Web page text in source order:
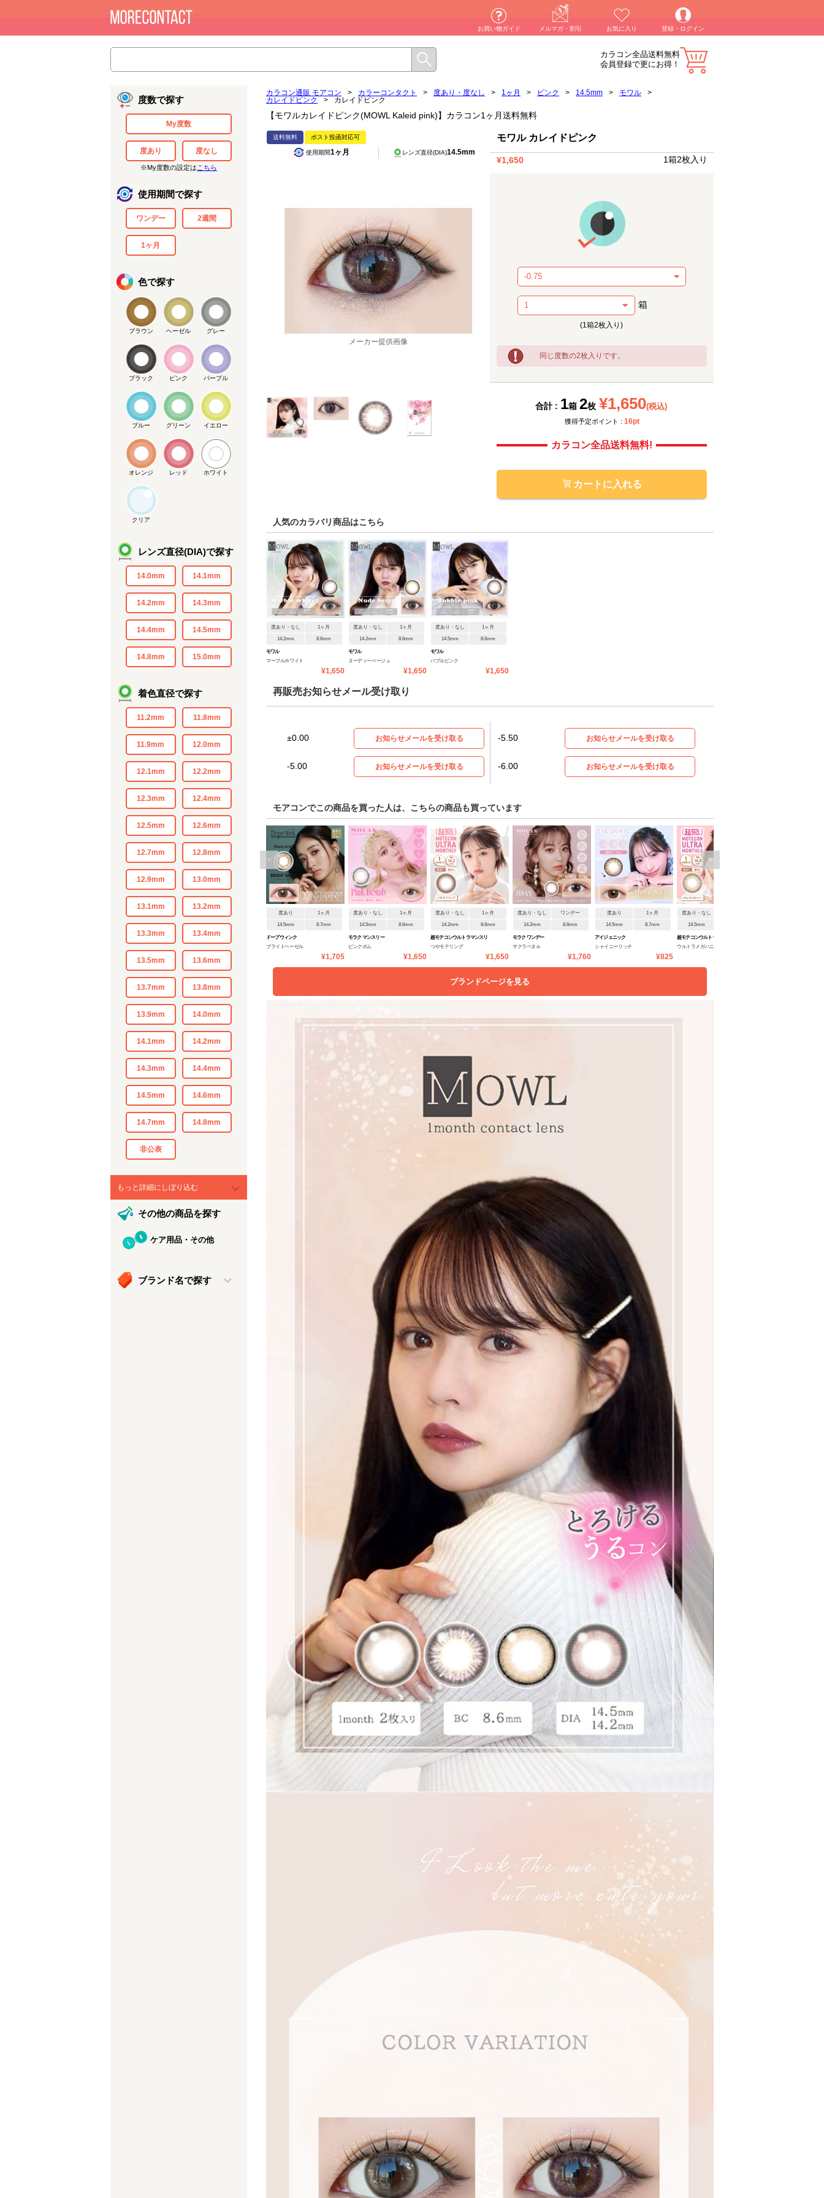
お買い物ガイド メルマガ・割引 お気に入り 登録・ログイン
カラコン全品送料無料
会員登録で更にお得！
度数で探す
My度数
度あり 度なし
※My度数の設定は こちら
使用期間で探す
ワンデー 2週間
1ヶ月
色で探す
ブラウン ヘーゼル グレー
ブラック ピンク パープル
ブルー グリーン イエロー
オレンジ レッド ホワイト
クリア
レンズ直径(DIA)で探す
14.0mm 14.1mm
14.2mm 14.3mm
14.4mm 14.5mm
14.8mm 15.0mm
着色直径で探す
11.2mm 11.8mm
11.9mm 12.0mm
12.1mm 12.2mm
12.3mm 12.4mm
12.5mm 12.6mm
12.7mm 12.8mm
12.9mm 13.0mm
13.1mm 13.2mm
13.3mm 13.4mm
13.5mm 13.6mm
13.7mm 13.8mm
13.9mm 14.0mm
14.1mm 14.2mm
14.3mm 14.4mm
14.5mm 14.6mm
14.7mm 14.8mm
非公表
もっと詳細にしぼり込む
その他の商品を探す
ケア用品・その他
ブランド名で探す
カラコン通販 モアコン > カラーコンタクト > 度あり・度なし > 1ヶ月 > ピンク > 14.5mm > モワル
>
カレイドピンク
> カレイドピンク
【モワルカレイドピンク(MOWL Kaleid pink)】カラコン1ヶ月送料無料
送料無料 ポスト投函対応可
使用期間1ヶ月 レンズ直径(DIA)14.5mm
メーカー提供画像
メーカー提供画像
モワル カレイドピンク
¥1,650 1箱2枚入り
箱
(1箱2枚入り)
同じ度数の2枚入りです。
合計 : 1箱 2枚 ¥1,650(税込)
獲得予定ポイント : 16pt
カラコン全品送料無料!
カートに入れる
人気のカラバリ商品はこちら
度あり・なし 1ヶ月
14.2mm 8.6mm
モワル
マーブルホワイト
¥1,650
度あり・なし 1ヶ月
14.2mm 8.6mm
モワル
ヌーディーベージュ
¥1,650
度あり・なし 1ヶ月
14.5mm 8.6mm
モワル
バブルピンク
¥1,650
再販売お知らせメール受け取り
±0.00 お知らせメールを受け取る
-5.00 お知らせメールを受け取る
-5.50 お知らせメールを受け取る
-6.00 お知らせメールを受け取る
モアコンでこの商品を買った人は、こちらの商品も買っています
度あり 1ヶ月
14.5mm 8.7mm
ドープウィンク
ブライトヘーゼル
¥1,705
度あり・なし 1ヶ月
14.5mm 8.6mm
モラク マンスリー
ピンクボム
¥1,650
度あり・なし 1ヶ月
14.2mm 8.6mm
超モテコンウルトラマンスリ
ー
つやモテリング
¥1,650
度あり・なし ワンデー
14.2mm 8.6mm
モラク ワンデー
サクラペタル
¥1,760
度あり 1ヶ月
14.5mm 8.7mm
アイジェニック
シャイニーリッチ
¥825
度あり・なし
14.5mm
超モテコンウルトラマンスリ
ー
ウルトラメガハニー
< >
ブランドページを見る